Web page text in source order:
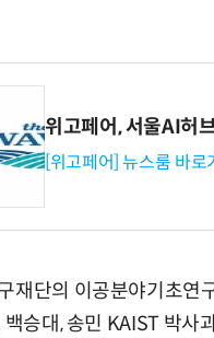
위고페어, 서울AI허
[위고페어] 뉴스룸 바로
재단의 이공분야기초연
승대, 송민 KAIST 박사